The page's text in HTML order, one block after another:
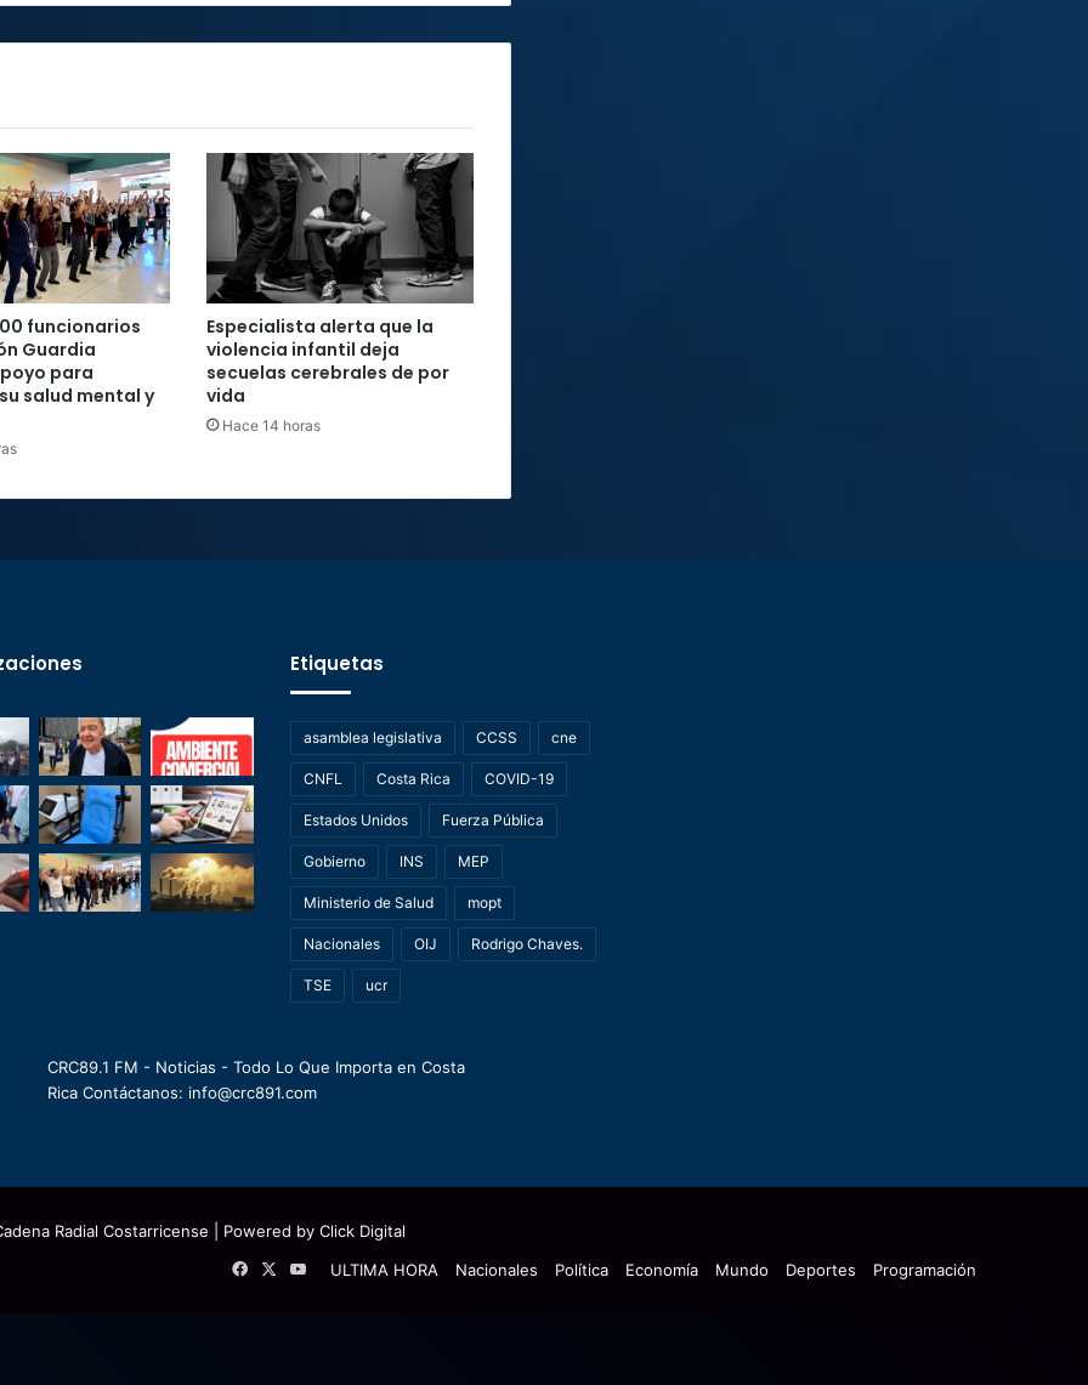
funcionarios
Guardia
para
salud mental y
Especialista alerta que la
violencia infantil deja
secuelas cerebrales de por
vida
Hace 14 horas
Etiquetas
asamblea legislativa CCSS cne
CNFL Costa Rica COVID-19
Estados Unidos Fuerza Pública
Gobierno INS MEP
Ministerio de Salud mopt
Nacionales OIJ Rodrigo Chaves.
TSE ucr
CRC89.1 FM - Noticias - Todo Lo Que Importa en Costa
Rica Contáctanos: info@crc891.com
Radial Costarricense | Powered by Click Digital
ULTIMA HORA
Nacionales Política Economía Mundo Deportes Programación
Facebook
X YouTube